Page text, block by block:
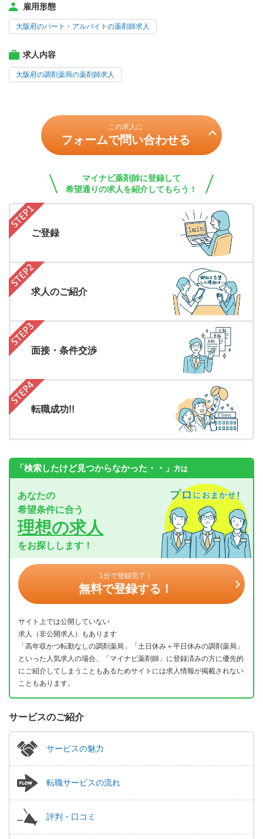
雇用形態
大阪府のパート・アルバイトの薬剤師求人
求人内容
大阪府の調剤薬局の薬剤師求人
この求人に
フォームで問い合わせる
マイナビ薬剤師に登録して
希望通りの求人を紹介してもらう！
ご登録
求人のご紹介
面接・条件交渉
転職成功!!
「検索したけど見つからなかった・・」 方は
あなたの
希望条件に合う
理想の求人
をお探しします！
1分で登録完了！
無料で登録する！
サイト上では公開していない
求人（非公開求人）もあります
「高年収かつ転勤なしの調剤薬局」「土日休み＋平日休みの調剤薬局」
といった人気求人の場合、「マイナビ薬剤師」に登録済みの方に優先的
にご紹介してしまうこともあるためサイトには求人情報が掲載されない
こともあります。
サービスのご紹介
サービスの魅力
転職サービスの流れ
評判・口コミ